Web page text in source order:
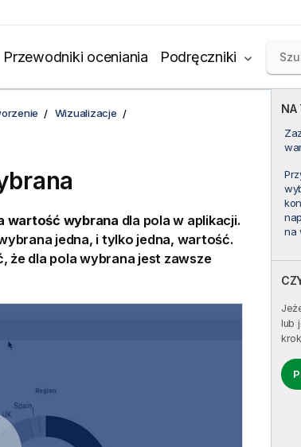
Przewodniki oceniania Podręczniki
NA
na
lub
Wizualizacje
wartość wybrana dla pola w aplikacji.
jedna, i tylko jedna, wartość.
że dla pola wybrana jest zawsze